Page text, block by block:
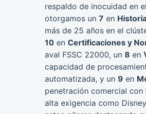
respaldo de inocuidad en
otorgamos un 7 en
más de 25 años en el
10 en Certificaciones y
aval FSSC 22000, un 8 en
capacidad de
automatizada, y un 9 en
penetración comercial
alta exigencia como